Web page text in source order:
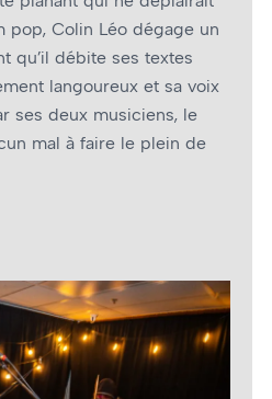
pop, Colin Léo dégage un
qu’il débite ses textes
langoureux et sa voix
ses deux musiciens, le
mal à faire le plein de